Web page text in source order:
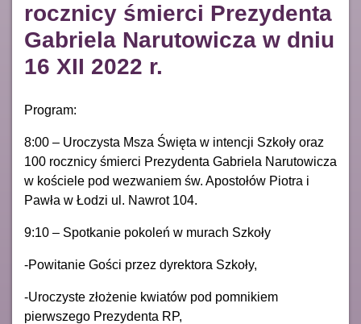
rocznicy śmierci Prezydenta
Gabriela Narutowicza w dniu
16 XII 2022 r.
Program:
8:00 – Uroczysta Msza Święta w intencji Szkoły oraz
100 rocznicy śmierci Prezydenta Gabriela Narutowicza
w kościele pod wezwaniem św. Apostołów Piotra i
Pawła w Łodzi ul. Nawrot 104.
9:10 – Spotkanie pokoleń w murach Szkoły
-Powitanie Gości przez dyrektora Szkoły,
-Uroczyste złożenie kwiatów pod pomnikiem
pierwszego Prezydenta RP,